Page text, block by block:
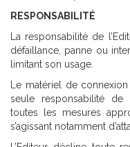
RESPONSABILITÉ
La responsabilité de
défaillance, panne ou
limitant son usage.
Le matériel de
seule responsabilité
toutes les mesures
s’agissant notamment